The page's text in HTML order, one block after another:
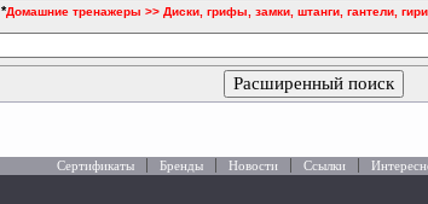
*Домашние тренажеры >> Диски, грифы, замки, штанги, гантели,
Расширенный поиск
Сертификаты Бренды Новости Ссылки